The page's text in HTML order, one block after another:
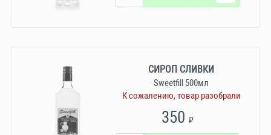
СИРОП СЛИВКИ
Sweetfill 500мл
К сожалению, товар разобрали
350₽